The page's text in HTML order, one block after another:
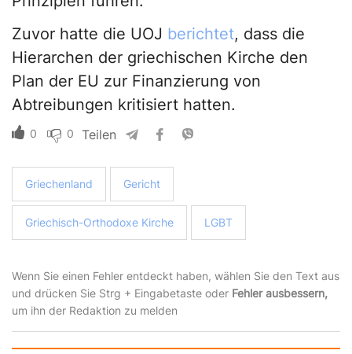
Zuvor hatte die UOJ berichtet, dass die
Hierarchen der griechischen Kirche den
Plan der EU zur Finanzierung von
Abtreibungen kritisiert hatten.
0 0 Teilen
Griechenland Gericht
Griechisch-Orthodoxe Kirche LGBT
Wenn Sie einen Fehler entdeckt haben, wählen Sie den Text aus
und drücken Sie Strg + Eingabetaste oder Fehler ausbessern,
um ihn der Redaktion zu melden